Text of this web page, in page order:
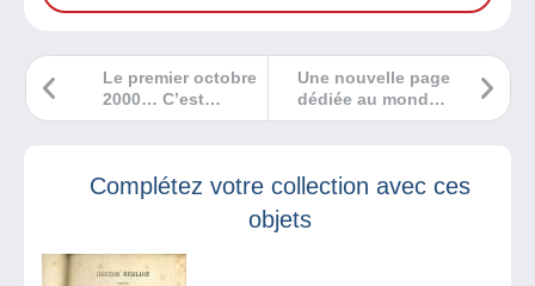
Une nouvelle page
dédiée au monde
des timbres et de
Le premier octobre
2000… C’est
comme si c’était
Complétez votre collection avec ces
objets